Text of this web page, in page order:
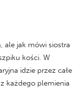
ale jak mówi siostra
kości. W
idzie przez całe
każdego plemienia